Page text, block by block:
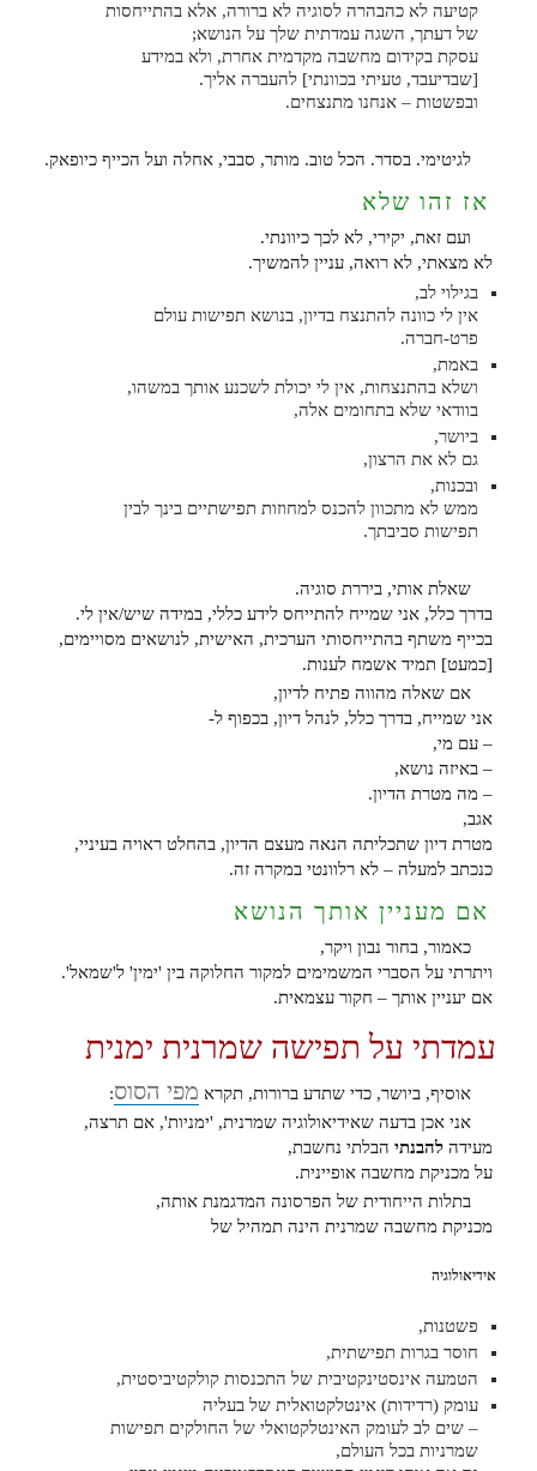
קטיעה לא כהבהרה לסוגיה לא ברורה, אלא בהתייחסות
של דעתך, השגה עמדתית שלך על הנושא;
עסקת בקידום מחשבה מקדמית אחרת, ולא במידע
[שבדיעבד, טעיתי בכוונתי] להעברה אליך.
ובפשטות – אנחנו מתנצחים.
לגיטימי. בסדר. הכל טוב. מותר, סבבי, אחלה ועל הכייף כיופאק.
אז זהו שלא
ועם זאת, יקירי, לא לכך כיוונתי.
לא מצאתי, לא רואה, עניין להמשיך.
בגילוי לב,
אין לי כוונה להתנצח בדיון, בנושא תפישות עולם
פרט-חברה.
באמת,
ושלא בהתנצחות, אין לי יכולת לשכנע אותך במשהו,
בוודאי שלא בתחומים אלה,
ביושר,
גם לא את הרצון,
ובכנות,
ממש לא מתכווןלהכנס למחוזות תפישתיים בינך לבין
תפישות סביבתך.
שאלת אותי, ביררת סוגיה.
בדרך כלל, אני שמייח להתייחס לידע כללי, במידה שיש/אין לי.
בכייף משתף בהתייחסותי הערכית, האישית, לנושאים מסויימים,
[כמעט] תמיד אשמח לענות.
אם שאלה מהווה פתיח לדיון,
אני שמייח, בדרך כלל, לנהל דיון, בכפוף ל-
– עם מי,
– באיזה נושא,
– מה מטרת הדיון.
אגב,
מטרת דיון שתכליתה הנאה מעצם הדיון, בהחלט ראויה בעיניי,
כנכתב למעלה – לא רלוונטי במקרה זה.
אם מעניין אותך הנושא
כאמור, בחור נבון ויקר,
ויתרתי על הסברי המשמימים למקור החלוקה בין 'ימין' ל'שמאל'.
אם יעניין אותך – חקור עצמאית.
עמדתי על תפישה שמרנית ימנית
אוסיף, ביושר, כדי שתדע ברורות, תקרא מפי הסוס:
אני אכן בדעה שאידיאולוגיה שמרנית, 'ימניות', אם תרצה,
מעידהלהבנתי הבלתי נחשבת,
על מכניקת מחשבה אופיינית.
בתלות הייחודית של הפרסונה המדגמנת אותה,
מכניקת מחשבה שמרנית הינה תמהיל של
אידיאולוגיה
פשטנות,
חוסר בגרות תפישתית,
הטמעה אינסטינקטיבית של התכנסות קולקטיביסטית,
עומק (רדידות) אינטלקטואלית של בעליה
– שים לב לעומק האינטלקטואלי של החולקים תפישות
שמרניות בכל העולם,